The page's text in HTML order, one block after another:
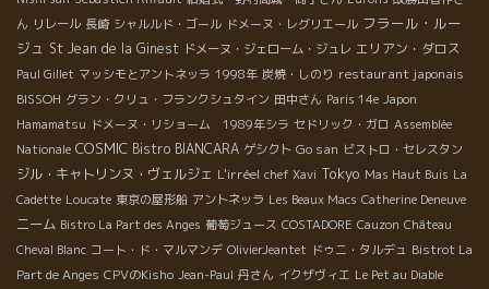
ん リレール 長崎 シャルルド・ゴール ドメーヌ・レグリエール フラール・ルー
ジュ St Jean de la Ginest ドメーヌ・ジェローム・ジュレ エリアン・ダロス
Paul Gillet マッシモとアントネッラ 1998年 炭焼・しのり restaurant japonais
BISSOH グラン・クリュ・フランクシュタイン 田中さん Paris 14e Japon
Hamamatsu ドメーヌ・リショーム 1989年シラ セドリック・ガロ Assemblée
Nationale COSMIC Bistro BIANCARA ゲシクト Go san ビストロ・セレスタン
ジル・キャトリンヌ・ヴェルジェ L'irréel chef Xavi Tokyo Mas Haut Buis La
Cadette Loucate 東京の屋形船 アントネッラ Les Beaux Macs Catherine Deneuve
ニーム Bistro La Part des Anges 葡萄ジュース COSTADORE Cauzon Château
Cheval Blanc コート・ド・マルマンデ OlivierJeantet ドゥニ・タルデュ Bistrot La
Part de Anges CPVのKisho Jean-Paul 丹さん イクザヴィエ Le Pet au Diable